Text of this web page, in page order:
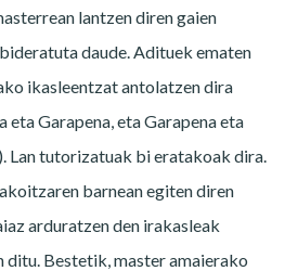
lantzen diren gaien
daude. Adituek ematen
ikasleentzat antolatzen dira
Garapena, eta Garapena eta
Lan tutorizatuak bi eratakoak dira.
barnean egiten diren
arduratzen den irakasleak
ditu. Bestetik, master amaierako